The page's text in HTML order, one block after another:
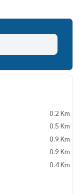
0.2 Km
0.5 Km
0.9 Km
0.9 Km
0.4 Km